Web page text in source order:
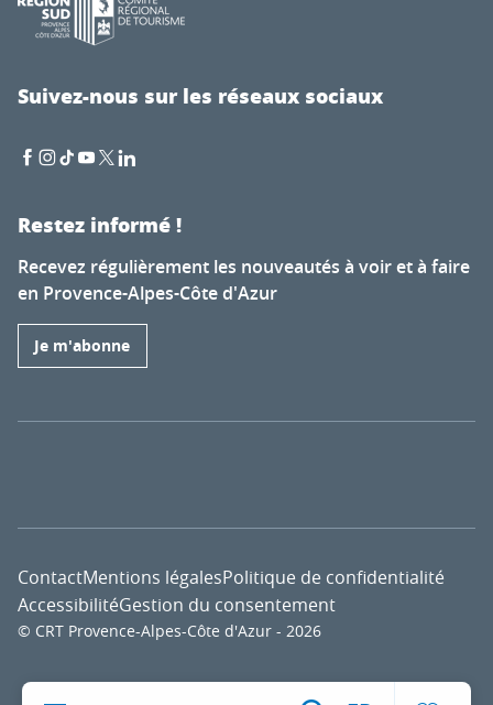
Suivez-nous sur les réseaux sociaux
Restez informé !
Recevez régulièrement les nouveautés à voir et à faire
en Provence-Alpes-Côte d'Azur
Je m'abonne
© CRT Provence-Alpes-Côte d'Azur - 2026
ContactMentions légalesPolitique de confidentialité
AccessibilitéGestion du consentement